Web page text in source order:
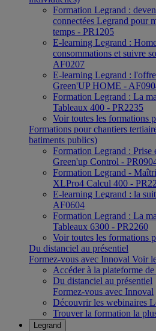
Formation Legrand :
connectées Legrand pour
temps - PR1205
E-learning Legrand :
consommations et suivre
AF0207
E-learning Legrand :
Green'UP HOME -
Formation Legrand : La
Tableaux 400 - PR2235
Voir toutes les formations
Formations pour chantiers
batiments publics)
Formation Legrand : Prise
Green'up Control -
Formation Legrand -
XLPro4 Calcul 400 -
E-learning Legrand : la
AF0604
Formation Legrand : La
Tableaux 6300 - PR2260
Voir toutes les formations
Du distanciel au présentiel
Formez-vous avec Innoval Voir
Accéder à la plateforme
Du distanciel au présentiel
Formez-vous avec Innoval
Découvrir les webinaires
Trouver la formation la
Legrand